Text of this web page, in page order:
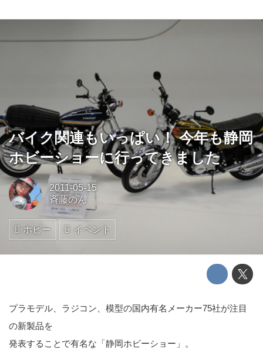
バイク関連もいっぱい！ 今年も静岡
ホビーショーに行ってきました
2011-05-15
斉藤のん
ホビー イベント
プラモデル、ラジコン、模型の国内有名メーカー75社が注目
の新製品を
発表することで有名な「静岡ホビーショー」。